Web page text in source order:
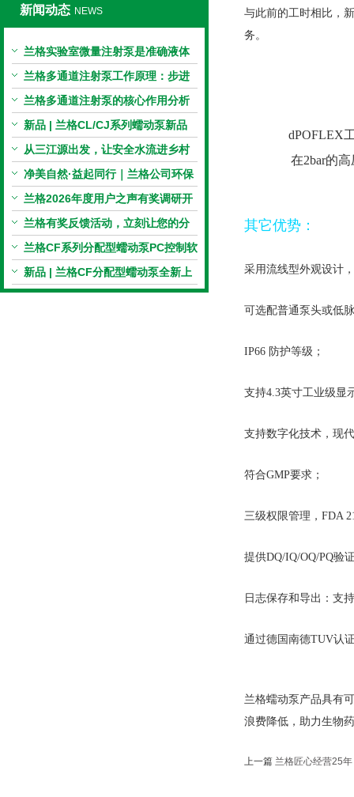
新闻动态 NEWS
兰格实验室微量注射泵是准确液体
输送的科学工具
兰格多通道注射泵工作原理：步进
电机与机械传动的协同
兰格多通道注射泵的核心作用分析
新品 | 兰格CL/CJ系列蠕动泵新品
上市，小巧机身，大有可为！
从三江源出发，让安全水流进乡村
校园 | 兰格×吾水高原公益行
净美自然·益起同行｜兰格公司环保
捡拾公益活动圆满举行
兰格2026年度用户之声有奖调研开
启，京东E卡免费送！
兰格有奖反馈活动，立刻让您的分
享变成惊喜！
兰格CF系列分配型蠕动泵PC控制软
件免费版发布！即日起，通过即可
下载！
新品 | 兰格CF分配型蠕动泵全新上
市，智控每一滴！
与此前的工时相比，
务。
dPOFLEX
在2bar的
其它优势 ：
采用流线型外观设计
可选配普通泵头或低
IP66 防护等级；
支持4.3英寸工业级显
支持数字化技术，现
符合GMP要求；
三级权限管理，FDA
提供DQ/IQ/OQ/PQ验
日志保存和导出：支
通过德国南德TUV认
兰格蠕动泵产品具有
浪费降低，助力生物
上一篇 兰格匠心经营25